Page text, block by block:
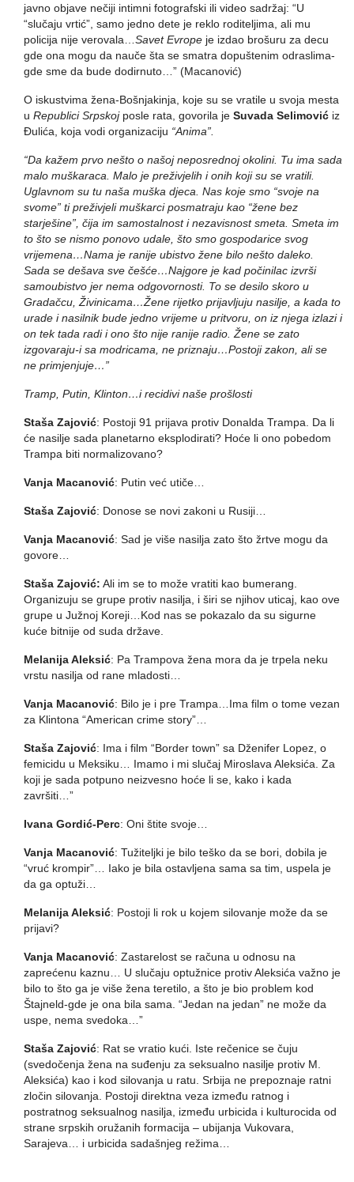
javno objave nečiji intimni fotografski ili video sadržaj: “U
“slučaju vrtić”, samo jedno dete je reklo roditeljima, ali mu
policija nije verovala…Savet Evrope je izdao brošuru za decu
gde ona mogu da nauče šta se smatra dopuštenim odraslima-
gde sme da bude dodirnuto…” (Macanović)
O iskustvima žena-Bošnjakinja, koje su se vratile u svoja mesta
u Republici Srpskojposle rata, govorila je Suvada Selimović iz
Đulića, koja vodi organizaciju “Anima”.
“Da kažem prvo nešto o našoj neposrednoj okolini. Tu ima sada
malo muškaraca. Malo je preživjelih i onih koji su se vratili.
Uglavnom su tu naša muška djeca. Nas koje smo “svoje na
svome” ti preživjeli muškarci posmatraju kao “žene bez
starješine”, čija im samostalnost i nezavisnost smeta. Smeta im
to što se nismo ponovo udale, što smo gospodarice svog
vrijemena…Nama je ranije ubistvo žene bilo nešto daleko.
Sada se dešava sve češće…Najgore je kad počinilac izvrši
samoubistvo jer nema odgovornosti. To se desilo skoro u
Gradačcu, Živinicama…Žene rijetko prijavljuju nasilje, a kada to
urade i nasilnik bude jedno vrijeme u pritvoru, on iz njega izlazi i
on tek tada radi i ono što nije ranije radio. Žene se zato
izgovaraju-i sa modricama, ne priznaju…Postoji zakon, ali se
ne primjenjuje…”
Tramp, Putin, Klinton…i recidivi naše prošlosti
Staša Zajović: Postoji 91 prijava protiv Donalda Trampa. Da li
će nasilje sada planetarno eksplodirati? Hoće li ono pobedom
Trampa biti normalizovano?
Vanja Macanović: Putin već utiče…
Staša Zajović: Donose se novi zakoni u Rusiji…
Vanja Macanović: Sad je više nasilja zato što žrtve mogu da
govore…
Staša Zajović: Ali im se to može vratiti kao bumerang.
Organizuju se grupe protiv nasilja, i širi se njihov uticaj, kao ove
grupe u Južnoj Koreji…Kod nas se pokazalo da su sigurne
kuće bitnije od suda države.
Melanija Aleksić: Pa Trampova žena mora da je trpela neku
vrstu nasilja od rane mladosti…
Vanja Macanović: Bilo je i pre Trampa…Ima film o tome vezan
za Klintona “American crime story”…
Staša Zajović: Ima i film “Border town” sa Dženifer Lopez, o
femicidu u Meksiku… Imamo i mi slučaj Miroslava Aleksića. Za
koji je sada potpuno neizvesno hoće li se, kako i kada
završiti…”
Ivana Gordić-Perc: Oni štite svoje…
Vanja Macanović: Tužiteljki je bilo teško da se bori, dobila je
“vruć krompir”… Iako je bila ostavljena sama sa tim, uspela je
da ga optuži…
Melanija Aleksić: Postoji li rok u kojem silovanje može da se
prijavi?
Vanja Macanović: Zastarelost se računa u odnosu na
zaprećenu kaznu… U slučaju optužnice protiv Aleksića važno je
bilo to što ga je više žena teretilo, a što je bio problem kod
Štajneld-gde je ona bila sama. “Jedan na jedan” ne može da
uspe, nema svedoka…”
Staša Zajović: Rat se vratio kući. Iste rečenice se čuju
(svedočenja žena na suđenju za seksualno nasilje protiv M.
Aleksića) kao i kod silovanja u ratu. Srbija ne prepoznaje ratni
zločin silovanja. Postoji direktna veza između ratnog i
postratnog seksualnog nasilja, između urbicida i kulturocida od
strane srpskih oružanih formacija – ubijanja Vukovara,
Sarajeva… i urbicida sadašnjeg režima…